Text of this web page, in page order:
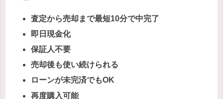
査定から売却まで最短10分で中完了
即日現金化
保証人不要
売却後も使い続けられる
ローンが未完済でもOK
再度購入可能